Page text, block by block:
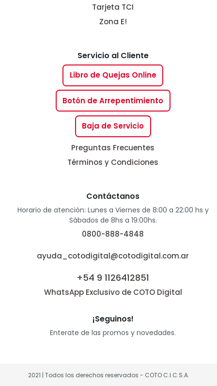
Tarjeta TCI
Zona E!
Servicio al Cliente
Libro de Quejas Online
Botón de Arrepentimiento
Baja de Servicio
Preguntas Frecuentes
Términos y Condiciones
Contáctanos
Horario de atención: Lunes a Viernes de 8:00 a 22:00 hs y
Sábados de 8hs a 19:00hs.
0800-888-4848
ayuda_cotodigital@cotodigital.com.ar
+54 9 1126412851
WhatsApp Exclusivo de COTO Digital
¡Seguinos!
Enterate de las promos y novedades.
2021 | Todos los derechos reservados - COTO C.I.C.S.A.